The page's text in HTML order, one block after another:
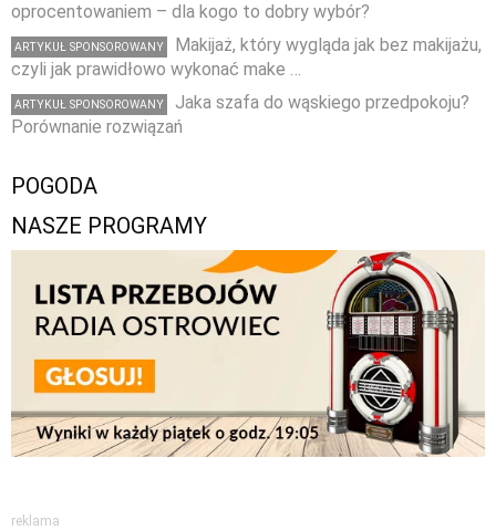
oprocentowaniem – dla kogo to dobry wybór?
ARTYKUŁ SPONSOROWANY
Makijaż, który wygląda jak bez makijażu,
czyli jak prawidłowo wykonać make …
ARTYKUŁ SPONSOROWANY
Jaka szafa do wąskiego przedpokoju?
Porównanie rozwiązań
POGODA
NASZE PROGRAMY
reklama